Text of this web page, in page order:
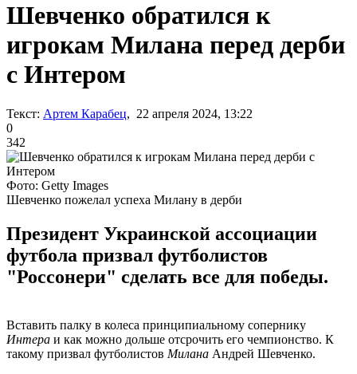
Шевченко обратился к
игрокам Милана перед дерби
с Интером
Текст: Артем Карабец, 22 апреля 2024, 13:22
0
342
Фото: Getty Images
Шевченко пожелал успеха Милану в дерби
Президент Украинской ассоциации
футбола призвал футболистов
"Россонери" сделать все для победы.
Вставить палку в колеса принципиальному сопернику
Интера и как можно дольше отсрочить его чемпионство. К
такому призвал футболистов Милана Андрей Шевченко.